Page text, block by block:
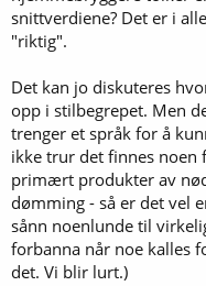
snittverdiene? Det er i
"riktig".
Det kan jo diskuteres
opp i stilbegrepet. Men
trenger et språk for å
ikke trur det finnes noen
primært produkter av
dømming - så er det vel
sånn noenlunde til
forbanna når noe kalles
det. Vi blir lurt.)